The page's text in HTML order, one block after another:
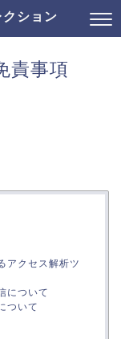
ション
責事項
アクセス解析ツ
について
ついて